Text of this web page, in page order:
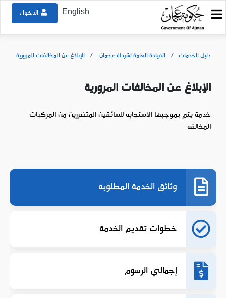
English الدخول
دليل الخدمات القيادة العامة لشرطة عجمان الإبلاغ عن المخالفات المرورية
الإبلاغ عن المخالفات المرورية
خدمة يتم بموجبها الاستجابه للسائقين المتضررين من المركبات
المخالفه
وثائق الخدمة المطلوبه
خطوات تقديم الخدمة
إجمالي الرسوم